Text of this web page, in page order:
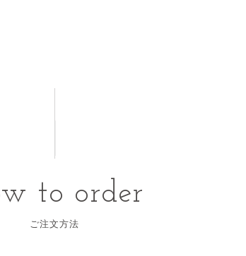
to order
ご注文方法